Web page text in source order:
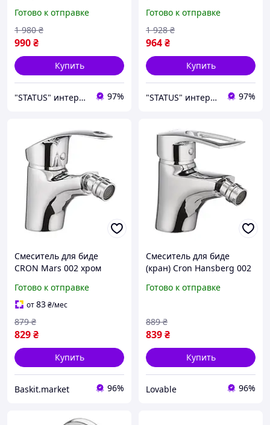
смеситель для
умывальника, кран в
раковину
Готово к отправке
990₴
1 980 ₴
Купить
"STATUS" интернет магазин мужской и женской обуви 97%
поворотный смеситель в
умывальник, кран для
раковины
Готово к отправке
964₴
1 928 ₴
Купить
"STATUS" интернет магазин мужской и женской обуви 97%
Смеситель для биде
CRON Mars 002 хром
Готово к отправке
от83₴/мес
829₴
879 ₴
Купить
Baskit.market 96%
Смеситель для биде
(кран) Cron Hansberg 002
керамический картридж
Готово к отправке
839₴
889 ₴
Купить
Lovable 96%